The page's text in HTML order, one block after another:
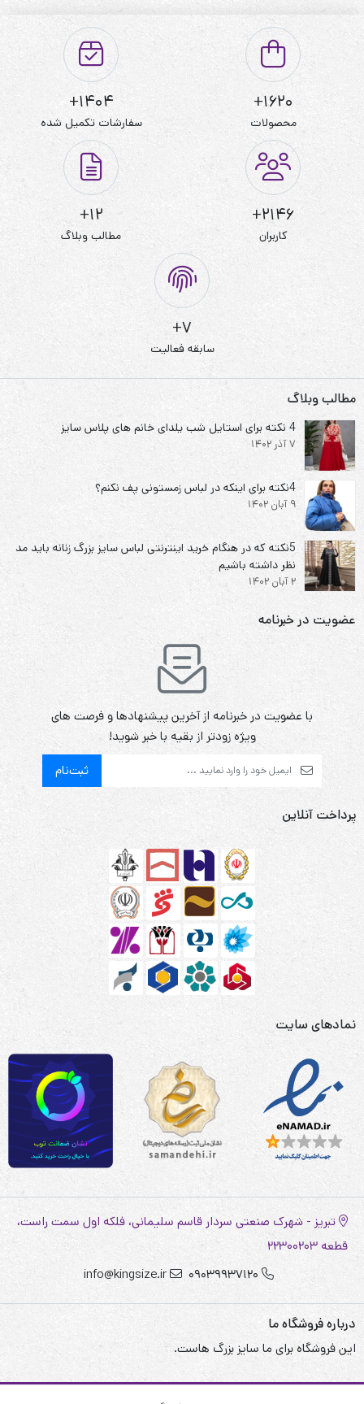
1620+
محصولات
1404+
سفارشات تکمیل شده
2146+
کاربران
12+
مطالب وبلاگ
7+
سابقه فعالیت
مطالب وبلاگ
4 نکته برای استایل شب یلدای خانم های پلاس سایز
7 آذر 1402
4نکته برای اینکه در لباس زمستونی پف نکنم؟
9 آبان 1402
5نکته که در هنگام خرید اینترنتی لباس سایز بزرگ زنانه باید مد
نظر داشته باشیم
2 آبان 1402
عضویت در خبرنامه
با عضویت در خبرنامه از آخرین پیشنهادها و فرصت های
ویژه زودتر از بقیه با خبر شوید!
ثبت‌نام
پرداخت آنلاین
نمادهای سایت
تبریز - شهرک صنعتی سردار قاسم سلیمانی، فلکه اول سمت راست،
قطعه 22300203
09039937120
info@kingsize.ir
درباره فروشگاه ما
این فروشگاه برای ما سایز بزرگ هاست.